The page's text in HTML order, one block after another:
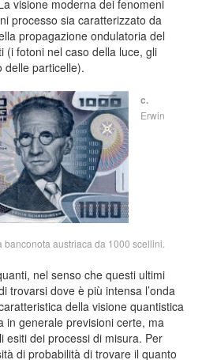
visione moderna dei fenomeni
processo sia caratterizzato da
propagazione ondulatoria del
(i fotoni nel caso della luce, gli
delle particelle).
c.
Erwin
austriaca da 1000 scellini.
nel senso che questi ultimi
trovarsi dove è più intensa l’onda
della visione quantistica
in generale previsioni certe, ma
esiti dei processi di misura. Per
di probabilità di trovare il quanto